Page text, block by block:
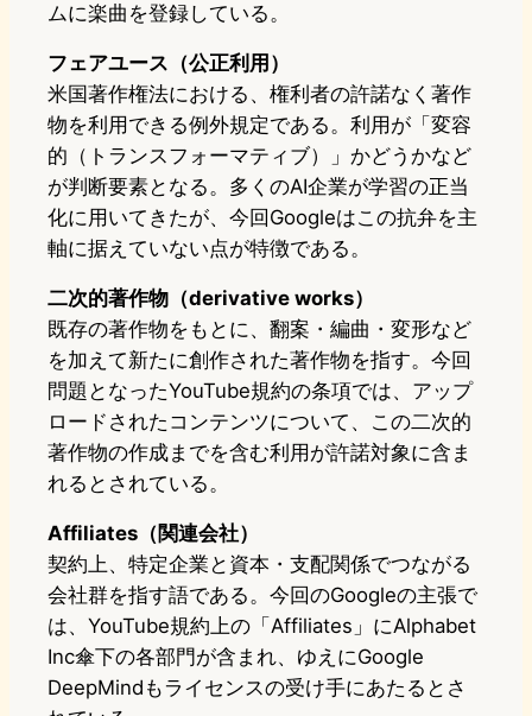
ムに楽曲を登録している。
フェアユース（公正利用）
米国著作権法における、権利者の許諾なく著作
物を利用できる例外規定である。利用が「変容
的（トランスフォーマティブ）」かどうかなど
が判断要素となる。多くのAI企業が学習の正当
化に用いてきたが、今回Googleはこの抗弁を主
軸に据えていない点が特徴である。
二次的著作物（derivative works）
既存の著作物をもとに、翻案・編曲・変形など
を加えて新たに創作された著作物を指す。今回
問題となったYouTube規約の条項では、アップ
ロードされたコンテンツについて、この二次的
著作物の作成までを含む利用が許諾対象に含ま
れるとされている。
Affiliates（関連会社）
契約上、特定企業と資本・支配関係でつながる
会社群を指す語である。今回のGoogleの主張で
は、YouTube規約上の「Affiliates」にAlphabet
Inc傘下の各部門が含まれ、ゆえにGoogle
DeepMindもライセンスの受け手にあたるとさ